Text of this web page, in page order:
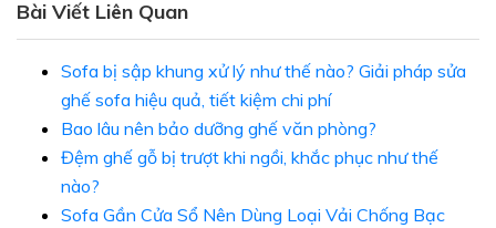
Bài Viết Liên Quan
Sofa bị sập khung xử lý như thế nào? Giải pháp sửa
ghế sofa hiệu quả, tiết kiệm chi phí
Bao lâu nên bảo dưỡng ghế văn phòng?
Đệm ghế gỗ bị trượt khi ngồi, khắc phục như thế
nào?
Sofa Gần Cửa Sổ Nên Dùng Loại Vải Chống Bạc